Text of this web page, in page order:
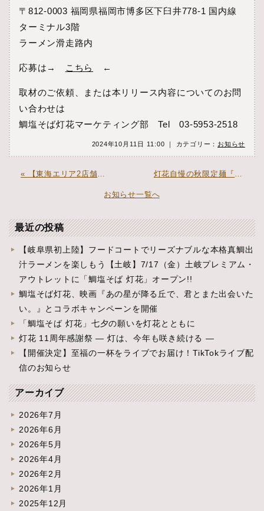
〒812-0003 福岡県福岡市博多区下臼井778-1 国内線
ターミナル3階
ラーメン滑走路内
応募は→ こちら ←
取材のご依頼、または本リリース内容についてのお問
い合わせは
鯛塩そば灯花マーケティング部 Tel 03-5953-2518
2024年10月11日 11:00 ｜ カテゴリー： お知らせ
« 【東海エリア2店舗目】「鯛塩そば 灯花」イオンモール岡崎にオープン 灯花自慢の秋限定麺『鯛だし“熟成”醤油らぁ麺』大好評提供中♪ »
お知らせ一覧へ
最近の投稿
【岐阜県初上陸】フードコートでリーズナブルな本格真鯛出
汁ラーメンを楽しもう【土岐】7/17（金）土岐プレミアム・
アウトレットに「鯛塩そば 灯花」オープン!!
鯛塩そば灯花、映画『あの星が降る丘で、君とまた出会いた
い。』とコラボキャンペーンを開催
「鯛塩そば 灯花」七夕の願いを灯花とともに
灯花 11周年感謝祭 ― 灯は、今年も咲き続ける ―
【開催決定】至福の一杯をライブでお届け！TikTokライブ配
信のお知らせ
アーカイブ
2026年7月
2026年6月
2026年5月
2026年4月
2026年2月
2026年1月
2025年12月